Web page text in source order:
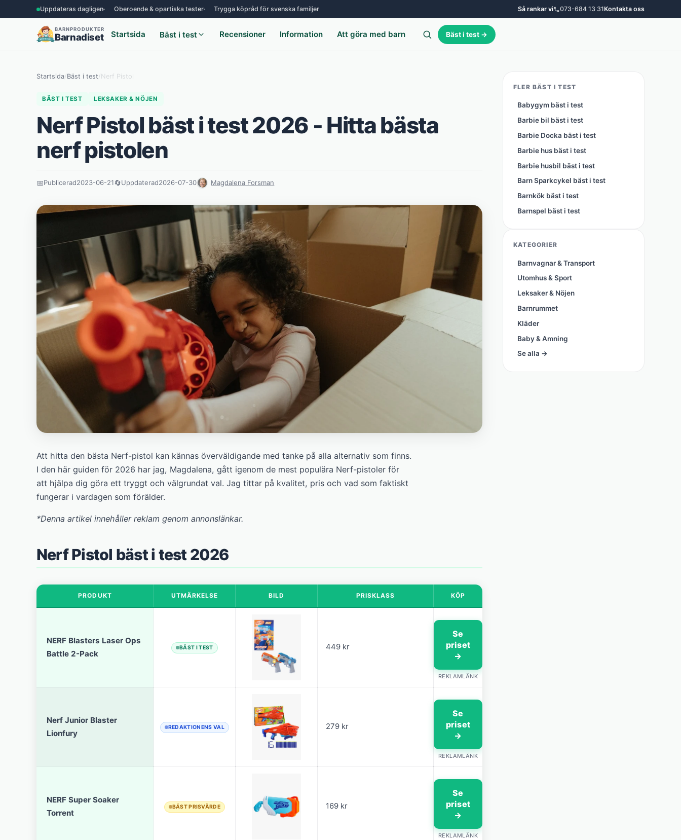
Uppdateras dagligen Oberoende & opartiska tester Trygga köpråd för svenska familjer Så rankar vi 073-684 13 31Kontakta oss
BARNPRODUKTER
Barnadiset Startsida Bäst i test Recensioner Information Att göra med barn Bäst i test →
Startsida/Bäst i test/ Nerf Pistol
BÄST I TEST LEKSAKER & NÖJEN
Nerf Pistol bäst i test 2026 - Hitta bästa
nerf pistolen
📅Publicerad2023-06-21🔄Uppdaterad2026-07-30 Magdalena Forsman
Att hitta den bästa Nerf-pistol kan kännas överväldigande med tanke på alla alternativ som finns.
I den här guiden för 2026 har jag, Magdalena, gått igenom de mest populära Nerf-pistoler för
att hjälpa dig göra ett tryggt och välgrundat val. Jag tittar på kvalitet, pris och vad som faktiskt
fungerar i vardagen som förälder.
*Denna artikel innehåller reklam genom annonslänkar.
Nerf Pistol bäst i test 2026
PRODUKT UTMÄRKELSE BILD PRISKLASS KÖP
NERF Blasters Laser Ops
Battle 2-Pack
BÄST I TEST 449 kr
Se
priset
→
REKLAMLÄNK
Nerf Junior Blaster
Lionfury
REDAKTIONENS VAL 279 kr
Se
priset
→
REKLAMLÄNK
NERF Super Soaker
Torrent
BÄST PRISVÄRDE 169 kr
Se
priset
→
REKLAMLÄNK
FLER BÄST I TEST
Babygym bäst i test
Barbie bil bäst i test
Barbie Docka bäst i test
Barbie hus bäst i test
Barbie husbil bäst i test
Barn Sparkcykel bäst i test
Barnkök bäst i test
Barnspel bäst i test
KATEGORIER
Barnvagnar & Transport
Utomhus & Sport
Leksaker & Nöjen
Barnrummet
Kläder
Baby & Amning
Se alla →